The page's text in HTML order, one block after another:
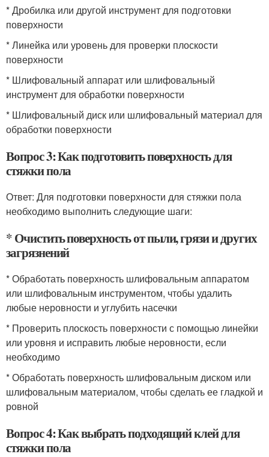
* Дробилка или другой инструмент для подготовки
поверхности
* Линейка или уровень для проверки плоскости
поверхности
* Шлифовальный аппарат или шлифовальный
инструмент для обработки поверхности
* Шлифовальный диск или шлифовальный материал для
обработки поверхности
Вопрос 3: Как подготовить поверхность для
стяжки пола
Ответ: Для подготовки поверхности для стяжки пола
необходимо выполнить следующие шаги:
* Очистить поверхность от пыли, грязи и других
загрязнений
* Обработать поверхность шлифовальным аппаратом
или шлифовальным инструментом, чтобы удалить
любые неровности и углубить насечки
* Проверить плоскость поверхности с помощью линейки
или уровня и исправить любые неровности, если
необходимо
* Обработать поверхность шлифовальным диском или
шлифовальным материалом, чтобы сделать ее гладкой и
ровной
Вопрос 4: Как выбрать подходящий клей для
стяжки пола